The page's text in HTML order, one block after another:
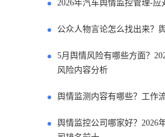
2026年汽车舆情监控管理-应
公众人物言论怎么找出来？
5月舆情风险有哪些方面？
风险内容分析
舆情监测内容有哪些？工作
舆情监控公司哪家好？2026